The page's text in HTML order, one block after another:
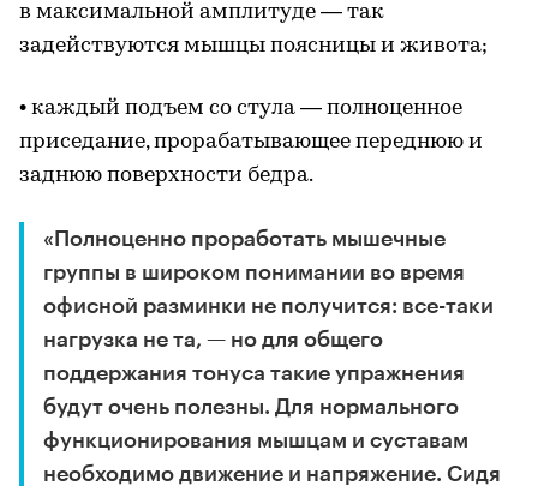
в максимальной амплитуде — так
задействуются мышцы поясницы и живота;
• каждый подъем со стула — полноценное
приседание, прорабатывающее переднюю и
заднюю поверхности бедра.
«Полноценно проработать мышечные
группы в широком понимании во время
офисной разминки не получится: все-таки
нагрузка не та, — но для общего
поддержания тонуса такие упражнения
будут очень полезны. Для нормального
функционирования мышцам и суставам
необходимо движение и напряжение. Сидя